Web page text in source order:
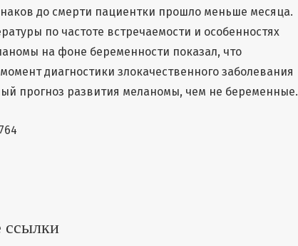
до смерти пациентки прошло меньше месяца.
по частоте встречаемости и особенностях
на фоне беременности показал, что
диагностики злокачественного заболевания
прогноз развития меланомы, чем не беременные.
ссылки